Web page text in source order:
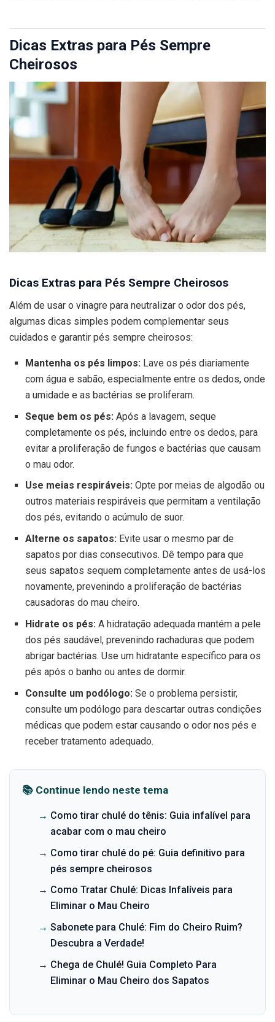
Dicas Extras para Pés Sempre
Cheirosos
Dicas Extras para Pés Sempre Cheirosos
Além de usar o vinagre para neutralizar o odor dos pés,
algumas dicas simples podem complementar seus
cuidados e garantir pés sempre cheirosos:
Mantenha os pés limpos:Lave os pés diariamente
com água e sabão, especialmente entre os dedos, onde
a umidade e as bactérias se proliferam.
Seque bem os pés: Após a lavagem, seque
completamente os pés, incluindo entre os dedos, para
evitar a proliferação de fungos e bactérias que causam
o mau odor.
Use meias respiráveis:Opte por meias de algodão ou
outros materiais respiráveis ​​que permitam a ventilação
dos pés, evitando o acúmulo de suor.
Alterne os sapatos:Evite usar o mesmo par de
sapatos por dias consecutivos. Dê tempo para que
seus sapatos sequem completamente antes de usá-los
novamente, prevenindo a proliferação de bactérias
causadoras do mau cheiro.
Hidrate os pés:A hidratação adequada mantém a pele
dos pés saudável, prevenindo rachaduras que podem
abrigar bactérias. Use um hidratante específico para os
pés após o banho ou antes de dormir.
Consulte um podólogo:Se o problema persistir,
consulte um podólogo para descartar outras condições
médicas que podem estar causando o odor nos pés e
receber tratamento adequado.
📚 Continue lendo neste tema
→ Como tirar chulé do tênis: Guia infalível para
acabar com o mau cheiro
→ Como tirar chulé do pé: Guia definitivo para
pés sempre cheirosos
→ Como Tratar Chulé: Dicas Infalíveis para
Eliminar o Mau Cheiro
→ Sabonete para Chulé: Fim do Cheiro Ruim?
Descubra a Verdade!
→ Chega de Chulé! Guia Completo Para
Eliminar o Mau Cheiro dos Sapatos